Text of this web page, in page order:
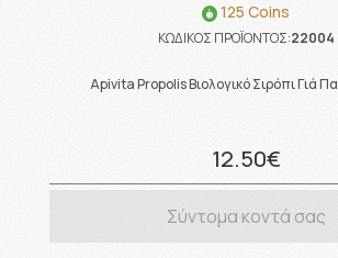
125 Coins
ΚΩΔΙΚΟΣ ΠΡΟΪΟΝΤΟΣ:22004
Apivita Propolis Βιολογικό Σιρόπι Γιά
12.50€
Σύντομα κοντά σας